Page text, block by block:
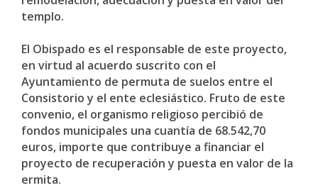
templo.
El Obispado es el responsable de este proyecto,
en virtud al acuerdo suscrito con el
Ayuntamiento de permuta de suelos entre el
Consistorio y el ente eclesiástico. Fruto de este
convenio, el organismo religioso percibió de
fondos municipales una cuantía de 68.542,70
euros, importe que contribuye a financiar el
proyecto de recuperación y puesta en valor de la
ermita.